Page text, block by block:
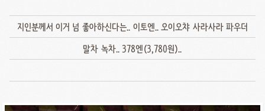
지인분께서 이거 넘 좋아하신다는.. 이토엔.. 오이오챠 사라사라 파우더
말차 녹차.. 378엔(3,780원)..